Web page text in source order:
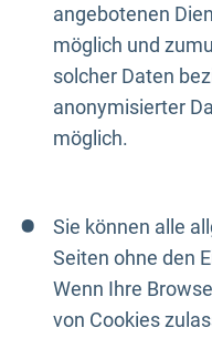
angebotenen
möglich und
solcher Daten
anonymisierter
möglich.
Sie können alle
Seiten ohne den
Wenn Ihre
von Cookies